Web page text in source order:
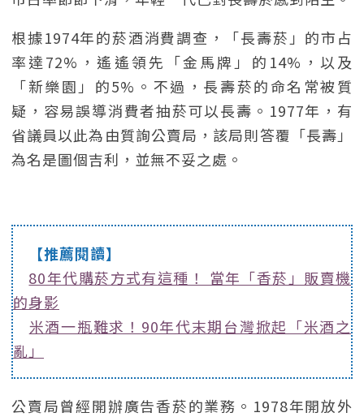
根據1974年的菸酒消費調查，「長壽菸」的市占
率達72%，遙遙領先「金馬牌」的14%，以及
「新樂園」的5%。不過，長壽菸的命名常被質
疑，容易誤導消費者抽菸可以長壽。1977年，有
省議員以此為由質詢公賣局，該局則答覆「長壽」
為名是圖個吉利，並無不妥之處。
【推薦閱讀】
80年代購菸方式有這種！ 當年「香菸」販賣機
的身影
米酒一瓶難求！90年代末期台灣掀起「米酒之
亂」
公賣局曾經開辦廣告香菸的業務。1978年開放外